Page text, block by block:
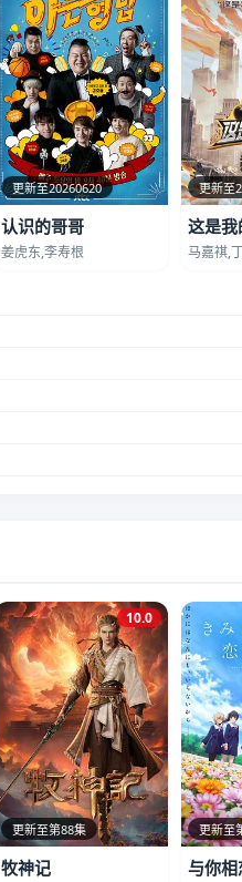
更新至20260620
认识的哥哥
姜虎东,李寿根
更新至
这是
马嘉祺,
更新至第88集
10.0
牧神记
更新至
与你